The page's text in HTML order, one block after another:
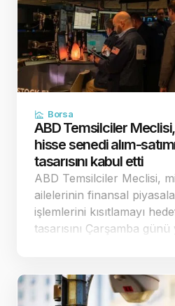
Borsa
ABD Temsilciler
hisse senedi alım-
tasarısını kabul etti
ABD Temsilciler Meclisi,
ailelerinin finansal
işlemlerini kısıtlamayı
tasarısını Çarşamba
düzenlemeler…